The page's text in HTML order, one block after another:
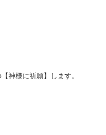
神様に祈願】します。